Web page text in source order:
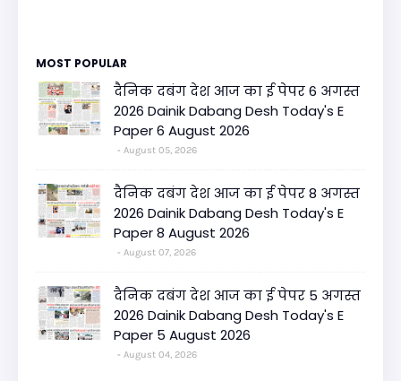
MOST POPULAR
दैनिक दबंग देश आज का ई पेपर 6 अगस्त
2026 Dainik Dabang Desh Today's E
Paper 6 August 2026
August 05, 2026
दैनिक दबंग देश आज का ई पेपर 8 अगस्त
2026 Dainik Dabang Desh Today's E
Paper 8 August 2026
August 07, 2026
दैनिक दबंग देश आज का ई पेपर 5 अगस्त
2026 Dainik Dabang Desh Today's E
Paper 5 August 2026
August 04, 2026